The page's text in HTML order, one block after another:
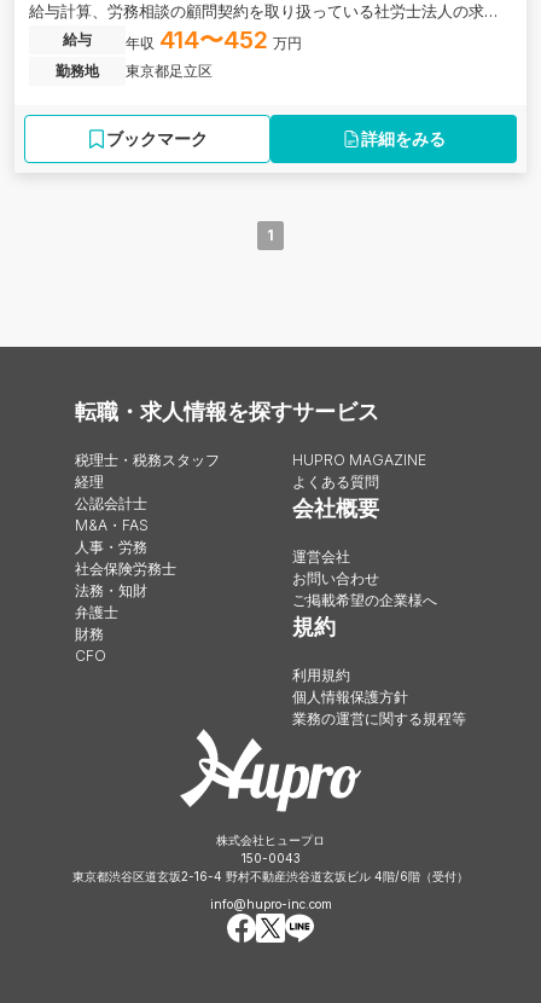
給与計算、労務相談の顧問契約を取り扱っている社労士法人の求人
です。給与 年収 414〜452 万円
勤務地
東京都足立区
ブックマーク 詳細をみる
1
転職・求人情報を探す
税理士・税務スタッフ
経理
公認会計士
M&A・FAS
人事・労務
社会保険労務士
法務・知財
弁護士
財務
CFO
サービス
HUPRO MAGAZINE
よくある質問
会社概要
運営会社
お問い合わせ
ご掲載希望の企業様へ
規約
利用規約
個人情報保護方針
業務の運営に関する規程等
株式会社ヒュープロ
150-0043
東京都渋谷区道玄坂2-16-4 野村不動産渋谷道玄坂ビル 4階/6階（受付）
info@hupro-inc.com